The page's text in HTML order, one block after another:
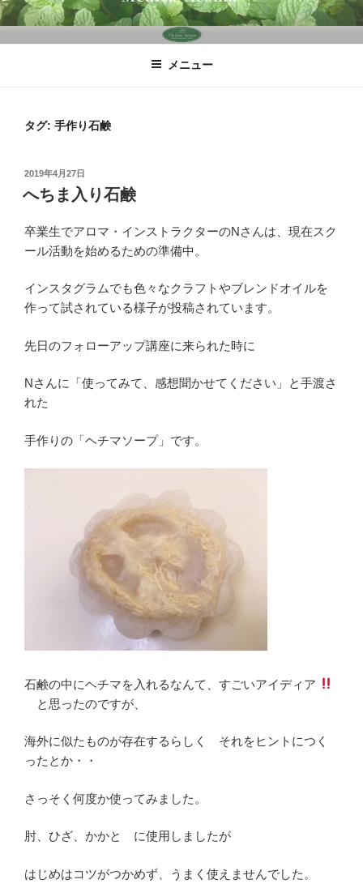
コ
ン
テ
メニュー
タグ: 手作り石鹸
投
2019年4月27日
へちま入り石鹸
卒業生でアロマ・インストラクターのNさんは、現在スク
ール活動を始めるための準備中。
インスタグラムでも色々なクラフトやブレンドオイルを
作って試されている様子が投稿されています。
先日のフォローアップ講座に来られた時に
Nさんに「使ってみて、感想聞かせてください」と手渡さ
れた
手作りの「ヘチマソープ」です。
石鹸の中にヘチマを入れるなんて、すごいアイディア
と思ったのですが、
海外に似たものが存在するらしく それをヒントにつく
ったとか・・
さっそく何度か使ってみました。
肘、ひざ、かかと に使用しましたが
はじめはコツがつかめず、うまく使えませんでした。